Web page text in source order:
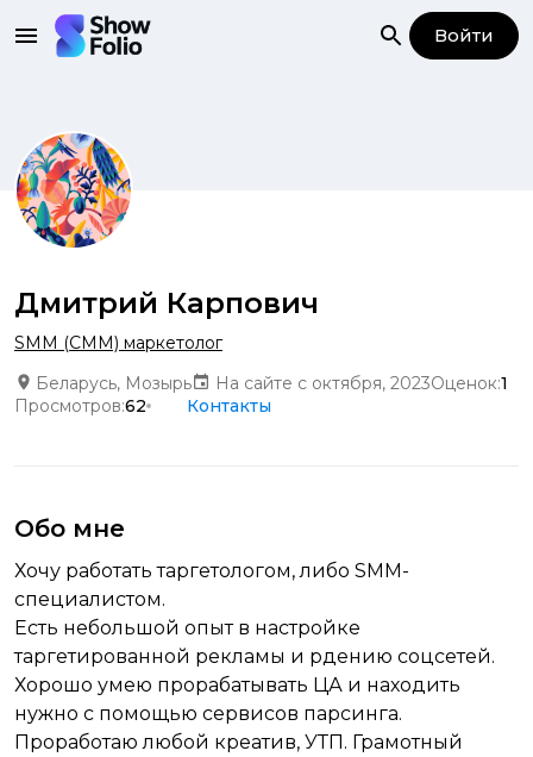
Войти
Дмитрий Карпович
SMM (СММ) маркетолог
Беларусь, Мозырь
На сайте с октября, 2023Оценок:1
Просмотров:62 Контакты
Обо мне
Хочу работать таргетологом, либо SMM-
специалистом.
Есть небольшой опыт в настройке
таргетированной рекламы и рдению соцсетей.
Хорошо умею прорабатывать ЦА и находить
нужно с помощью сервисов парсинга.
Проработаю любой креатив, УТП. Грамотный